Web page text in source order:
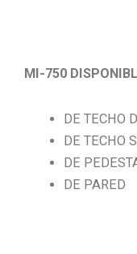
MI-750
DE TECHO
DE TECHO
DE
DE PARED